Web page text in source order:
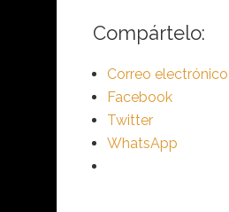
Compártelo:
Correo electrónico
Facebook
Twitter
WhatsApp